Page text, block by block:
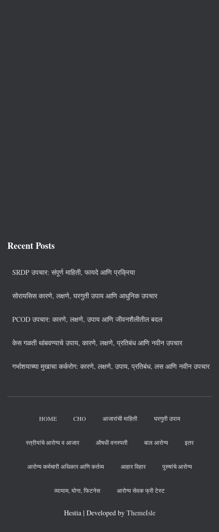
Recent Posts
SRDP उपचार: संपूर्ण माहिती, फायदे आणि प्रक्रिया
सोरायसिस कारणे, लक्षणे, घरगुती उपाय आणि आधुनिक उपचार
PCOD उपचार: कारणे, लक्षणे, उपाय आणि जीवनशैलीतील बदल
केस गळती थांबवण्याचे उपाय, कारणे, लक्षणे, प्रतिबंध आणि नवीन उपचार
गर्भाशयाच्या मुखाचा कर्करोग: कारणे, लक्षणे, उपाय, प्रतिबंध, लस आणि नवीन उपचार
HOME CHO आजारांची माहिती घरगुती उपाय
स्त्रीयांचे आरोग्य व आजार औषधी वनस्पती बाल आरोग्य इतर
आरोग्य कर्मचारी अधिकार आणि कर्तव्य आहार विहार पुरुषांचे आरोग्य
व्यायाम, योगा, फिटनेस आरोग्य सेवक फ्री टेस्ट
Hestia | Developed by ThemeIsle